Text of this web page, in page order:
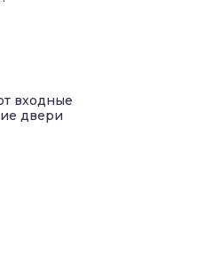
входные
двери